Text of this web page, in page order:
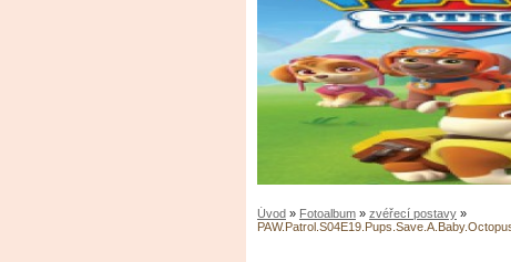
Úvod » Fotoalbum » zvéřecí postavy »